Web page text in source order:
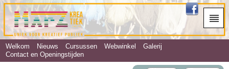
Welkom Nieuws Cursussen Webwinkel
Galerij
Contact en Openingstijden